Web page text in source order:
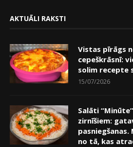
AKTUĀLI RAKSTI
Vistas pīrāgs
cepeškrāsnī:
solim recepte
15/07/2026
Salāti
zirnīšiem:
no tā, kas